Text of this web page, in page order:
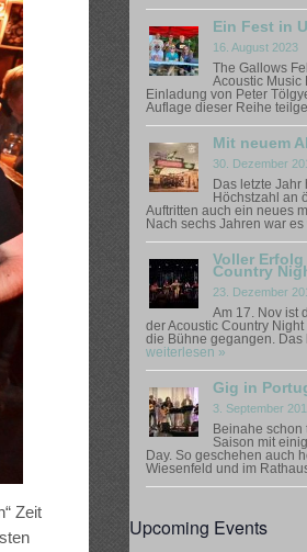
Zeit
Ein Fest in
16. August 2023
The Gallows
Acoustic Music
Einladung von Peter
Auflage dieser Reihe
Mit neuem
30. Dezember
Das letzte
Höchstzahl an
Auftritten auch ein neues
Nach sechs Jahren war
Voller
Country
23. Dezember
Am 17. Nov ist
der Acoustic Country
die Bühne gegangen.
weiterlesen »
Gig in
3. September
Beinahe
Saison mit
Day. So geschehen auch
Wiesenfeld und im
Upcoming Events